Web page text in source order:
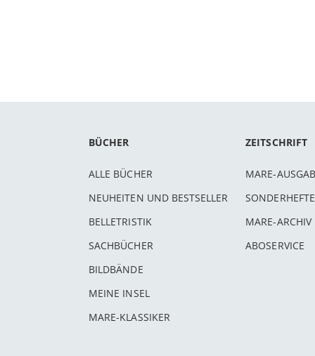
BÜCHER
ALLE BÜCHER
NEUHEITEN UND BESTSELLER
BELLETRISTIK
SACHBÜCHER
BILDBÄNDE
MEINE INSEL
MARE-KLASSIKER
ZEITSCHRIFT
MARE-
SONDERHEFTE
MARE-ARCHIV
ABOSERVICE